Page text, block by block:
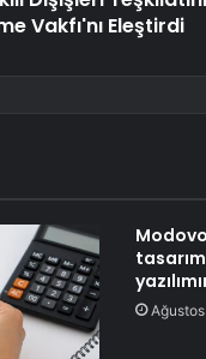
Vakfı'nı Eleştirdi